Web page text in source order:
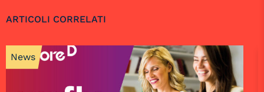
ARTICOLI CORRELATI
News